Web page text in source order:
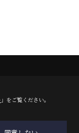
Reserved.
」をご覧ください。